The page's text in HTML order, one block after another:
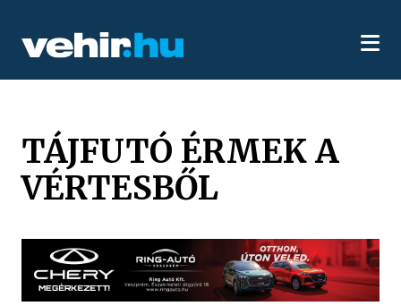
TÁJFUTÓ ÉRMEK A
VÉRTESBŐL